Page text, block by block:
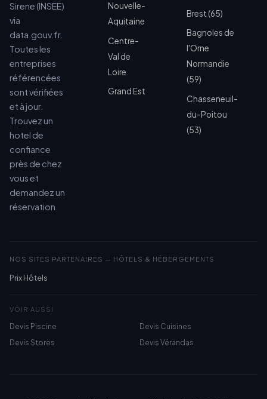
Sirene (INSEE)
via
data.gouv.fr.
Toutes les
entreprises
référencées
sont vérifiées
et à jour.
Trouvez un
hotel de
confiance
près de chez
vous et
demandez un
réservation.
Nouvelle-
Aquitaine
Centre-
Val de
Loire
Grand Est
Brest (65)
Bagnoles de
l'Orne
Normandie
(59)
Chasseneuil-
du-Poitou
(53)
NOS SITES PARTENAIRES — HÔTELS & HÉBERGEMENTS
Prix Hôtels
VOIR AUSSI
Devis Piscine
Devis Cuisines
Devis Stores
Devis Vérandas